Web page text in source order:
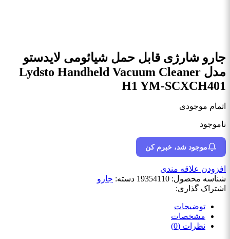
جارو شارژی قابل حمل شیائومی لایدستو
مدل Lydsto Handheld Vacuum Cleaner
H1 YM-SCXCH401
اتمام موجودی
ناموجود
موجود شد، خبرم کن
افزودن علاقه مندی
شناسه محصول: 19354110 دسته: جارو
اشتراک گذاری:
توضیحات
مشخصات
نظرات (0)